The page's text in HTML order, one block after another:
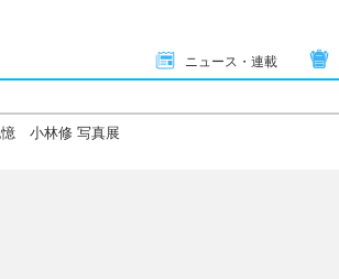
ニュース・連載
憶 小林修 写真展